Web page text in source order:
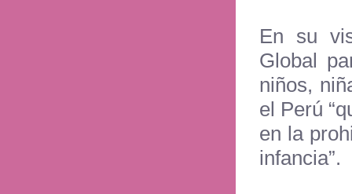
En su
Global
niños,
el Perú
en la
infancia”.